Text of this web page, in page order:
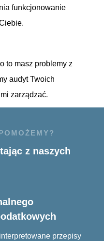
funkcjonowanie
to masz problemy z
audyt Twoich
zarządzać.
z naszych
przepisy